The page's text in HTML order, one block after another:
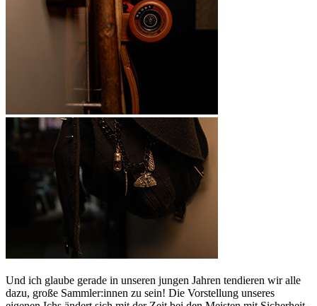
Und ich glaube gerade in unseren jungen Jahren tendieren wir alle
dazu, große Sammler:innen zu sein! Die Vorstellung unseres